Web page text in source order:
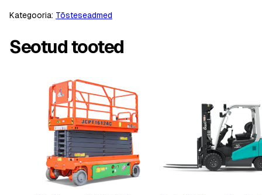
Kategooria: Tõsteseadmed
Seotud tooted